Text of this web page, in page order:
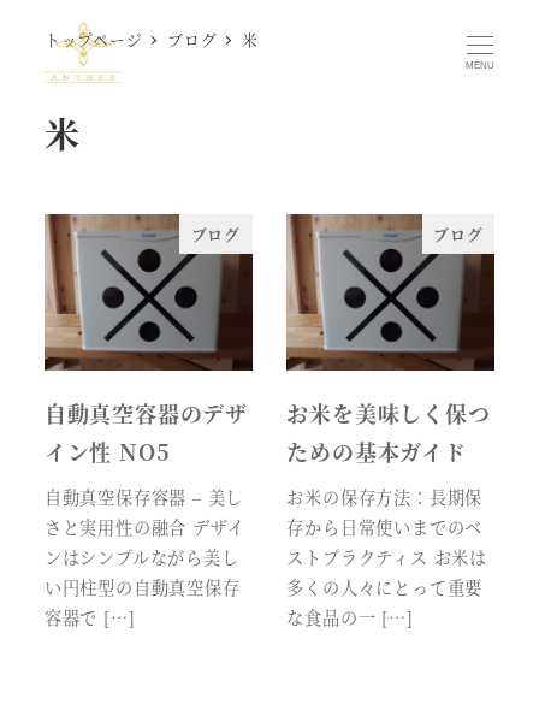
MENU
トップページ ブログ 米
米
ブログ
自動真空容器のデザ
イン性 NO5
自動真空保存容器 – 美し
さと実用性の融合 デザイ
ンはシンプルながら美し
い円柱型の自動真空保存
容器で […]
ブログ
お米を美味しく保つ
ための基本ガイド
お米の保存方法：長期保
存から日常使いまでのベ
ストプラクティス お米は
多くの人々にとって重要
な食品の一 […]